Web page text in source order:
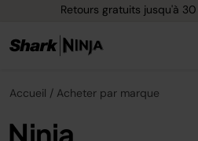
Options de paiement
Accueil Acheter par marque
Ninja